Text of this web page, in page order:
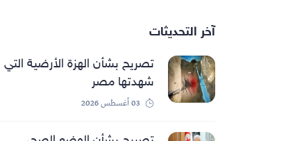
آخر التحديثات
تصريح بشأن الهزة الأرضية التي
شهدتها مصر
03 أغسطس 2026